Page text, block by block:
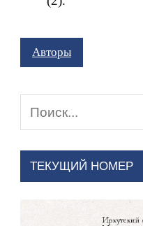
Авторы
ТЕКУЩИЙ НОМЕР